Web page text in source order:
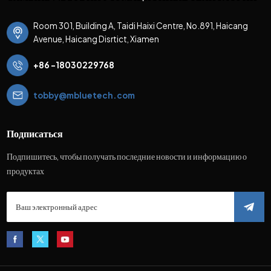
Room 301, Building A, Taidi Haixi Centre, No.891, Haicang
Avenue, Haicang Disrtict, Xiamen
+86 -18030229768
tobby@mbluetech.com
Подписаться
Подпишитесь, чтобы получать последние новости и информацию о
продуктах